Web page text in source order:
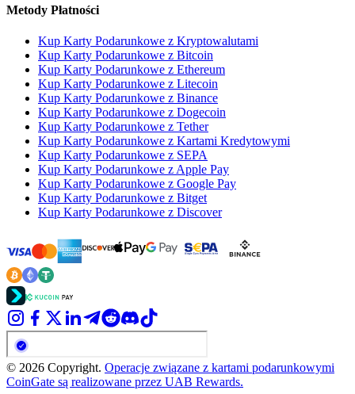
Metody Płatności
Kup Karty Podarunkowe z Kryptowalutami
Kup Karty Podarunkowe z Bitcoin
Kup Karty Podarunkowe z Ethereum
Kup Karty Podarunkowe z Litecoin
Kup Karty Podarunkowe z Binance
Kup Karty Podarunkowe z Dogecoin
Kup Karty Podarunkowe z Tether
Kup Karty Podarunkowe z Kartami Kredytowymi
Kup Karty Podarunkowe z SEPA
Kup Karty Podarunkowe z Apple Pay
Kup Karty Podarunkowe z Google Pay
Kup Karty Podarunkowe z Bitget
Kup Karty Podarunkowe z Discover
© 2026 Copyright. Operacje związane z kartami podarunkowymi
CoinGate są realizowane przez UAB Rewards.